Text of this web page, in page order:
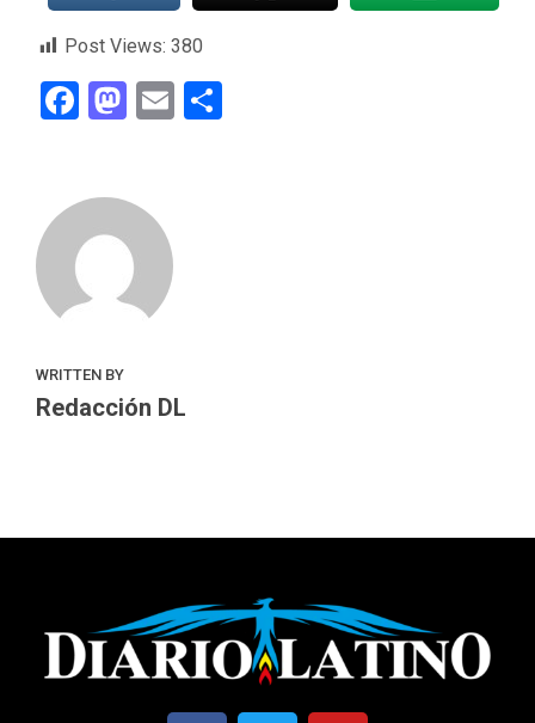
Post Views: 380
Facebook
Mastodon
Email
WRITTEN BY
Redacción DL